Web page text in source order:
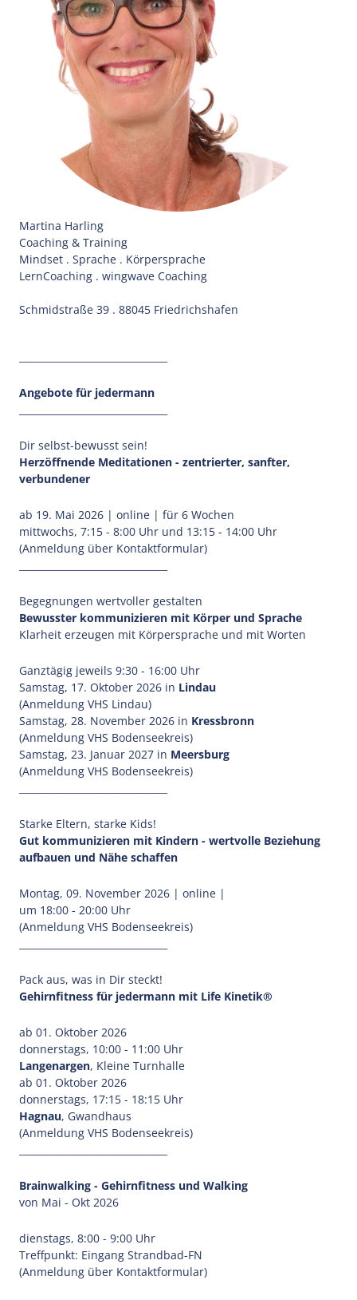
Martina Harling
Coaching & Training
Mindset . Sprache . Körpersprache
LernCoaching . wingwave Coaching
Schmidstraße 39 . 88045 Friedrichshafen
Angebote für jedermann
Dir selbst-bewusst sein!
Herzöffnende Meditationen - zentrierter, sanfter,
verbundener
ab 19. Mai 2026 | online | für 6 Wochen
mittwochs, 7:15 - 8:00 Uhr und 13:15 - 14:00 Uhr
(Anmeldung über Kontaktformular)
Begegnungen wertvoller gestalten
Bewusster kommunizieren mit Körper und Sprache
Klarheit erzeugen mit Körpersprache und mit Worten
Ganztägig jeweils 9:30 - 16:00 Uhr
Samstag, 17. Oktober 2026 in Lindau
(Anmeldung VHS Lindau)
Samstag, 28. November 2026 in Kressbronn
(Anmeldung VHS Bodenseekreis)
Samstag, 23. Januar 2027 in Meersburg
(Anmeldung VHS Bodenseekreis)
Starke Eltern, starke Kids!
Gut kommunizieren mit Kindern - wertvolle Beziehung
aufbauen und Nähe schaffen
Montag, 09. November 2026 | online |
um 18:00 - 20:00 Uhr
(Anmeldung VHS Bodenseekreis)
Pack aus, was in Dir steckt!
Gehirnfitness für jedermann mit Life Kinetik®
ab 01. Oktober 2026
donnerstags, 10:00 - 11:00 Uhr
Langenargen, Kleine Turnhalle
ab 01. Oktober 2026
donnerstags, 17:15 - 18:15 Uhr
Hagnau, Gwandhaus
(Anmeldung VHS Bodenseekreis)
Brainwalking - Gehirnfitness und Walking
von Mai - Okt 2026
dienstags, 8:00 - 9:00 Uhr
Treffpunkt: Eingang Strandbad-FN
(Anmeldung über Kontaktformular)